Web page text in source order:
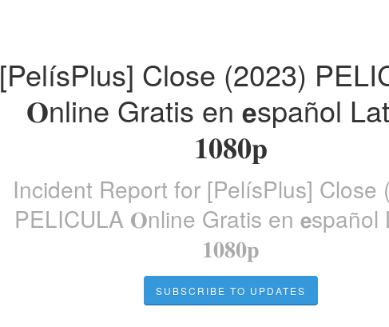
[PelísPlus] Close (2023)
𝐎nline Gratis en 𝗲spañol
𝟏𝟎𝟖𝟎𝐩
Incident Report for [PelísPlus] Close
PELICULA 𝐎nline Gratis en 𝗲spañol
𝟏𝟎𝟖𝟎𝐩
SUBSCRIBE TO UPDATES